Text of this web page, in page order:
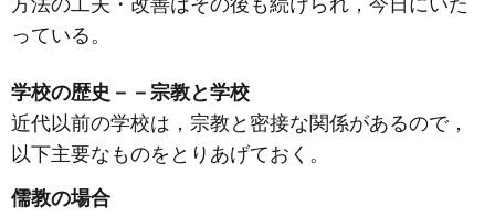
方法の工夫・改善はその後も続けられ，今日にいた
っている。
学校の歴史－－宗教と学校
近代以前の学校は，宗教と密接な関係があるので，
以下主要なものをとりあげておく。
儒教の場合